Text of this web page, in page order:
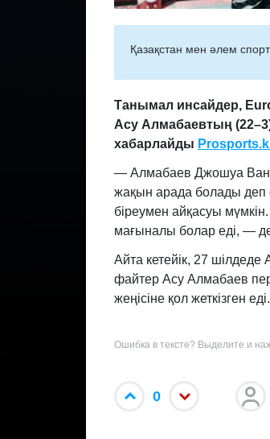
Қазақстан мен әлем
Танымал инсайдер,
Асу Алмабаевтың (22–3)
хабарлайды Prosports.
— Алмабаев Джошуа
жақын арада болады деп
біреумен айқасуы
мағыналы болар еді, —
Айта кетейік, 27
файтер Асу Алмабаев
жеңісіне қол жеткізген еді.
Ошибка в тексте? Выделите и
0